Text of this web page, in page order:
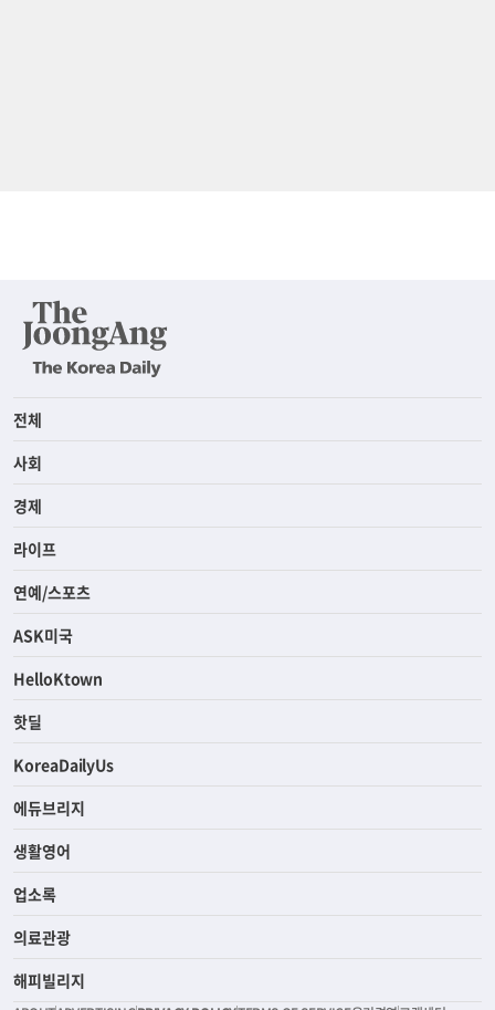
전체
사회
경제
라이프
연예/스포츠
ASK미국
HelloKtown
핫딜
KoreaDailyUs
에듀브리지
생활영어
업소록
의료관광
해피빌리지